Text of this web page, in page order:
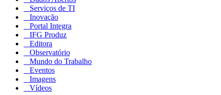
Serviços de TI
Inovação
Portal Integra
IFG Produz
Editora
Observatório
Mundo do Trabalho
Eventos
Imagens
Vídeos